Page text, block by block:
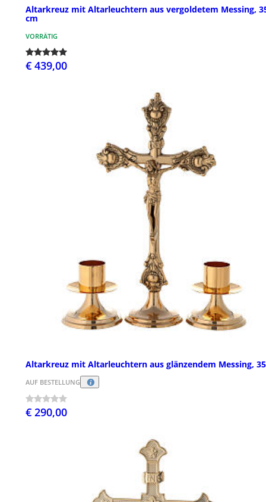
Altarkreuz mit Altarleuchtern aus vergoldetem Messing,
cm
VORRÄTIG
€ 439,00
Altarkreuz mit Altarleuchtern aus glänzendem Messing,
AUF BESTELLUNG
€ 290,00